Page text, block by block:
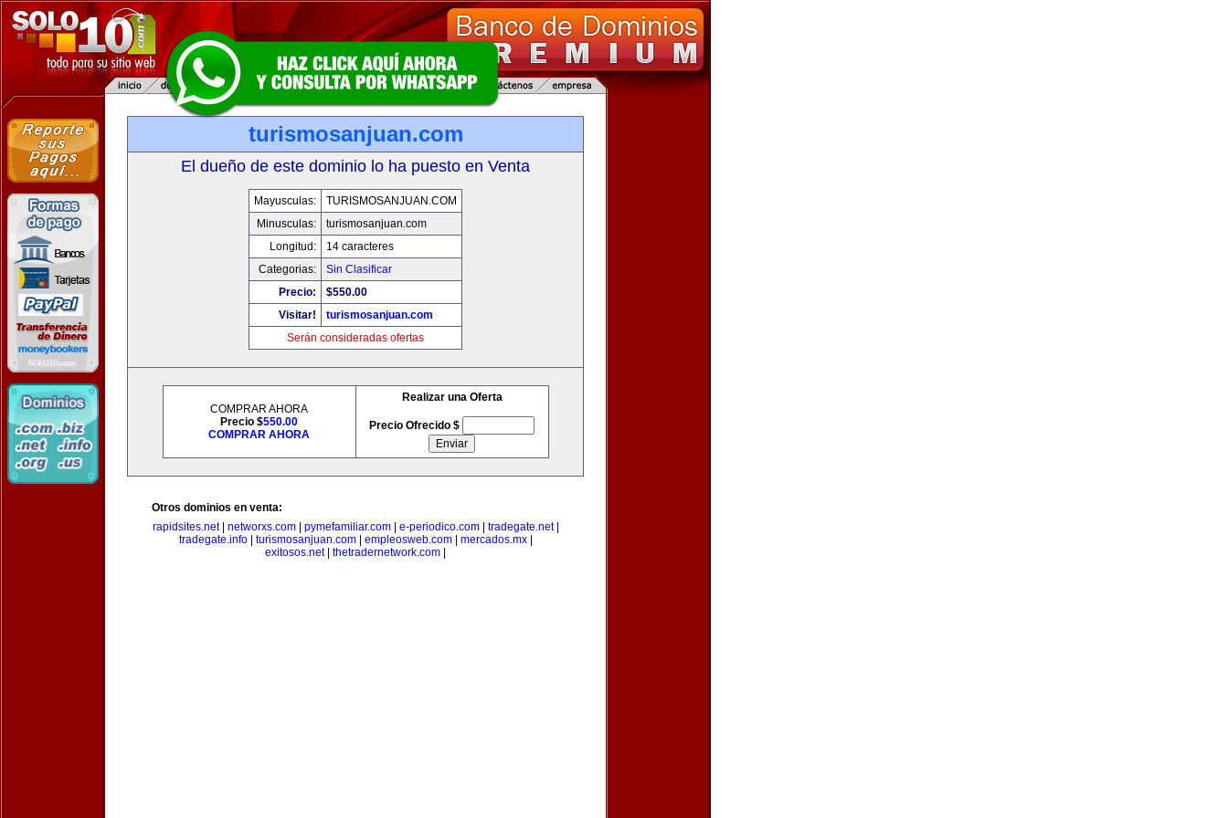
turismosanjuan.com
El dueño de este dominio lo ha puesto en Venta
Mayusculas:
TURISMOSANJUAN.COM
Minusculas:
turismosanjuan.com
Longitud:
14 caracteres
Categorias:
Sin Clasificar
Precio:
$550.00
Visitar!
turismosanjuan.com
Serán consideradas ofertas
COMPRAR AHORA
Precio $550.00
COMPRAR AHORA
Realizar una Oferta
Precio Ofrecido $
Otros dominios en venta:
rapidsites.net| networxs.com| pymefamiliar.com| e-periodico.com| tradegate.net|
tradegate.info| turismosanjuan.com| empleosweb.com| mercados.mx|
exitosos.net| thetradernetwork.com